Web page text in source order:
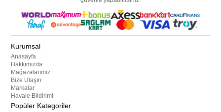
Kurumsal
Anasayfa
Hakkımızda
Mağazalarımız
Bize Ulaşın
Markalar
Havale Bildirimi
Popüler Kategoriler